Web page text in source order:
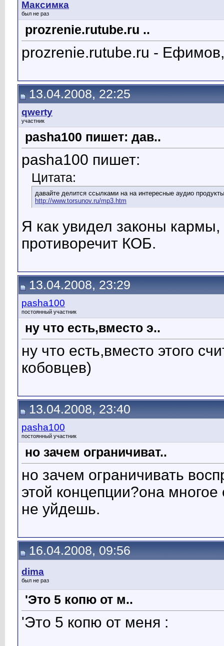
Максимка
был не раз
prozrenie.rutube.ru ..
prozrenie.rutube.ru -
13.04.2008, 22:25
qwerty
участник
pasha100 пишет: дав..
pasha100 пишет:
Цитата:
давайте делится ссылками на на интересные аудио
http://www.torsunov.ru/mp3.htm
Я как увидел законы
противоречит КОБ.
13.04.2008, 23:29
pasha100
постоянный участник
ну что есть,вместо э..
ну что есть,вместо этого
кобовцев)
13.04.2008, 23:40
pasha100
постоянный участник
но зачем ограничиват..
но зачем ограничивать
этой концепции?она
не уйдешь.
16.04.2008, 09:56
dima
был не раз
'Это 5 копю от м..
'Это 5 копю от меня :